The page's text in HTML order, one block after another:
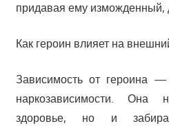
придавая ему изможденный,
Как героин влияет на
Зависимость от героина
наркозависимости. Она
здоровье, но и